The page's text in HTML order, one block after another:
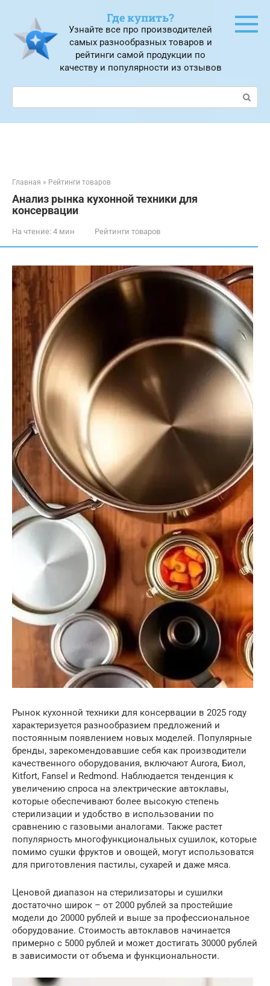
контенту
Где купить?
Узнайте все про производителей
самых разнообразных товаров и
рейтинги самой продукции по
качеству и популярности из отзывов
Поиск:
Главная » Рейтинги товаров
Анализ рынка кухонной техники для
консервации
На чтение: 4 мин Рейтинги товаров
Рынок кухонной техники для консервации в 2025 году
характеризуется разнообразием предложений и
постоянным появлением новых моделей. Популярные
бренды, зарекомендовавшие себя как производители
качественного оборудования, включают Aurora, Биол,
Kitfort, Fansel и Redmond. Наблюдается тенденция к
увеличению спроса на электрические автоклавы,
которые обеспечивают более высокую степень
стерилизации и удобство в использовании по
сравнению с газовыми аналогами. Также растет
популярность многофункциональных сушилок, которые
помимо сушки фруктов и овощей, могут использоватся
для приготовления пастилы, сухарей и даже мяса.
Ценовой диапазон на стерилизаторы и сушилки
достаточно широк – от 2000 рублей за простейшие
модели до 20000 рублей и выше за профессиональное
оборудование. Стоимость автоклавов начинается
примерно с 5000 рублей и может достигать 30000 рублей
в зависимости от объема и функциональности.